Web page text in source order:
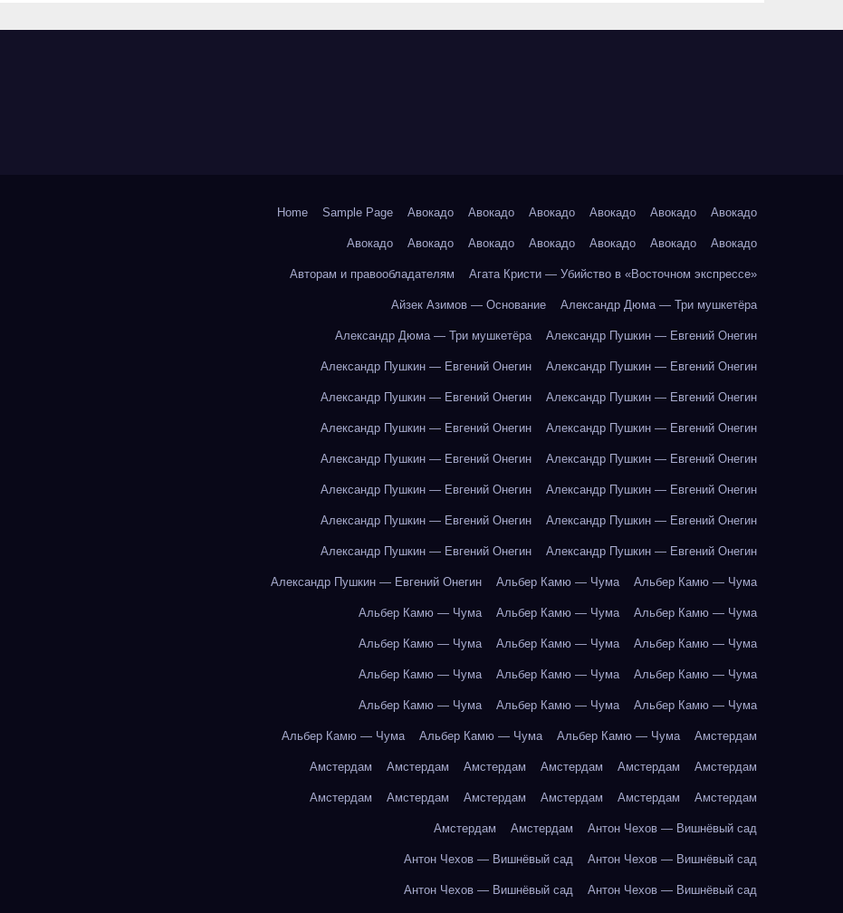
Home Sample Page Авокадо Авокадо Авокадо Авокадо Авокадо Авокадо
Авокадо Авокадо Авокадо Авокадо Авокадо Авокадо Авокадо
Авторам и правообладателям Агата Кристи — Убийство в «Восточном экспрессе»
Айзек Азимов — Основание Александр Дюма — Три мушкетёра
Александр Дюма — Три мушкетёра Александр Пушкин — Евгений Онегин
Александр Пушкин — Евгений Онегин Александр Пушкин — Евгений Онегин
Александр Пушкин — Евгений Онегин Александр Пушкин — Евгений Онегин
Александр Пушкин — Евгений Онегин Александр Пушкин — Евгений Онегин
Александр Пушкин — Евгений Онегин Александр Пушкин — Евгений Онегин
Александр Пушкин — Евгений Онегин Александр Пушкин — Евгений Онегин
Александр Пушкин — Евгений Онегин Александр Пушкин — Евгений Онегин
Александр Пушкин — Евгений Онегин Александр Пушкин — Евгений Онегин
Александр Пушкин — Евгений Онегин Альбер Камю — Чума Альбер Камю — Чума
Альбер Камю — Чума Альбер Камю — Чума Альбер Камю — Чума
Альбер Камю — Чума Альбер Камю — Чума Альбер Камю — Чума
Альбер Камю — Чума Альбер Камю — Чума Альбер Камю — Чума
Альбер Камю — Чума Альбер Камю — Чума Альбер Камю — Чума
Альбер Камю — Чума Альбер Камю — Чума Альбер Камю — Чума Амстердам
Амстердам Амстердам Амстердам Амстердам Амстердам Амстердам
Амстердам Амстердам Амстердам Амстердам Амстердам Амстердам
Амстердам Амстердам Антон Чехов — Вишнёвый сад
Антон Чехов — Вишнёвый сад Антон Чехов — Вишнёвый сад
Антон Чехов — Вишнёвый сад Антон Чехов — Вишнёвый сад